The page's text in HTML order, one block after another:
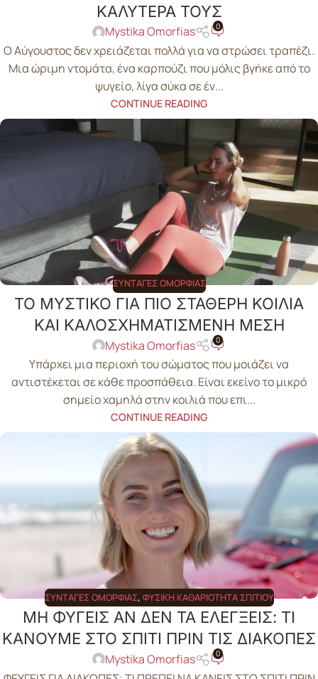
ΚΑΛΥΤΕΡΑ ΤΟΥΣ
Mystika Omorfias 0
Ο Αύγουστος δεν χρειάζεται πολλά για να στρώσει τραπέζι.
Μια ώριμη ντομάτα, ένα καρπούζι που μόλις βγήκε από το
ψυγείο, λίγα σύκα σε έν...
CONTINUE READING
ΣΥΝΤΑΓΈΣ ΟΜΟΡΦΙΆΣ
ΤΟ ΜΥΣΤΙΚΟ ΓΙΑ ΠΙΟ ΣΤΑΘΕΡΗ ΚΟΙΛΙΑ
ΚΑΙ ΚΑΛΟΣΧΗΜΑΤΙΣΜΕΝΗ ΜΕΣΗ
Mystika Omorfias 0
Υπάρχει μια περιοχή του σώματος που μοιάζει να
αντιστέκεται σε κάθε προσπάθεια. Είναι εκείνο το μικρό
σημείο χαμηλά στην κοιλιά που επι...
CONTINUE READING
ΣΥΝΤΑΓΈΣ ΟΜΟΡΦΙΆΣ, ΦΥΣΙΚΉ ΚΑΘΑΡΙΌΤΗΤΑ ΣΠΙΤΙΟΎ
ΜΗ ΦΥΓΕΙΣ ΑΝ ΔΕΝ ΤΑ ΕΛΕΓΞΕΙΣ: ΤΙ
ΚΑΝΟΥΜΕ ΣΤΟ ΣΠΙΤΙ ΠΡΙΝ ΤΙΣ ΔΙΑΚΟΠΕΣ
Mystika Omorfias 0